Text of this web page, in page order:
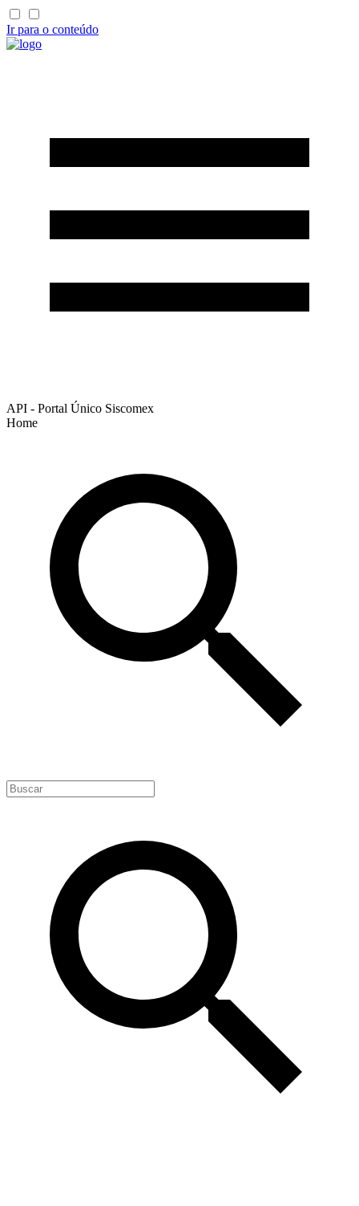
Ir para o conteúdo
API - Portal Único Siscomex
Home